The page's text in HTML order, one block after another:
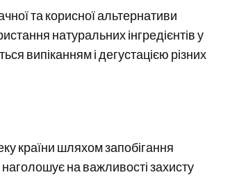
та корисної альтернативи
натуральних інгредієнтів у
випіканням і дегустацією різних
країни шляхом запобігання
наголошує на важливості захисту